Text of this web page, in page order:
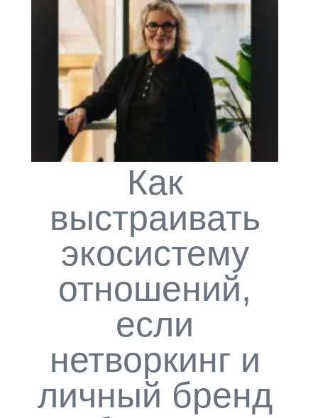
Как
выстраивать
экосистему
отношений,
если
нетворкинг и
личный бренд